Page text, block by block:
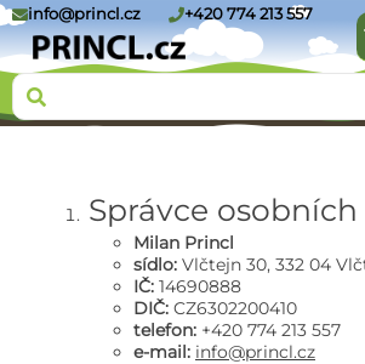
info@princl.cz +420 774 213 557
Správce
Milan Princl
sídlo: Vlčtejn 30, 332 04
IČ: 14690888
DIČ: CZ6302200410
telefon: +420 774 213 557
e-mail: info@princl.cz